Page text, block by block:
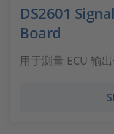
DS2601
Board
用于测量 ECU 输